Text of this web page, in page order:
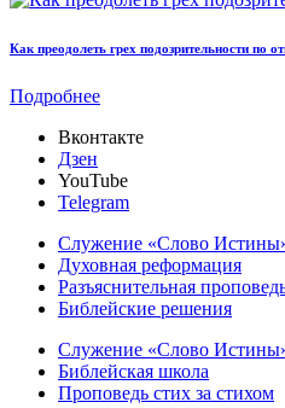
Как преодолеть грех подозрительности
Подробнее
Вконтакте
Дзен
YouTube
Telegram
Служение «Слово
Духовная реформация
Разъяснительная
Библейские решения
Служение «Слово
Библейская школа
Проповедь стих за стихом